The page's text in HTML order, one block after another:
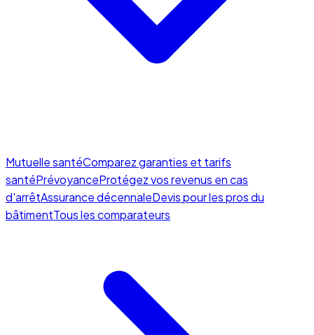
Mutuelle santéComparez garanties et tarifs
santéPrévoyanceProtégez vos revenus en cas
d'arrêtAssurance décennaleDevis pour les pros du
bâtimentTous les comparateurs